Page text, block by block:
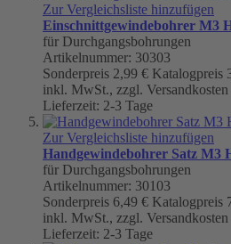
Zur Vergleichsliste hinzufügen
Einschnittgewindebohrer M3
für Durchgangsbohrungen
Artikelnummer: 30303
Sonderpreis 2,99 € Katalogpreis
inkl. MwSt., zzgl. Versandkosten
Lieferzeit: 2-3 Tage
Zur Vergleichsliste hinzufügen
Handgewindebohrer Satz M3
für Durchgangsbohrungen
Artikelnummer: 30103
Sonderpreis 6,49 € Katalogpreis
inkl. MwSt., zzgl. Versandkosten
Lieferzeit: 2-3 Tage